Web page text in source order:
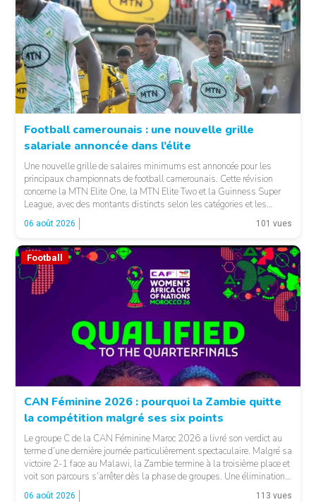
Football camerounais : une nouvelle grille
salariale annoncée dans l’élite
Une nouvelle grille de salaires minimums est annoncée pour les
principaux championnats de football camerounais. Cette révision
concerne la MTN Elite One, la MTN Elite Two et la Guinness Super
League, avec des montants distincts selon les catégories et les
fonctions. LA SUITE APRÈS LA PUBLICITÉ Selon les informations
relayées par Allez Les Lions, […]
06 août 2026 101 vues
Football
CAN Féminine 2026 : pourquoi la Zambie quitte
la compétition malgré ses six points
Le groupe C de la CAN Féminine Maroc 2026 a livré son verdict au
terme d’une dernière journée particulièrement spectaculaire. Malgré sa
victoire 2-1 face au Malawi, la Zambie termine à la troisième place et
voit son parcours s’arrêter dès la phase de groupes. Une élimination
qui peut surprendre au regard du classement général : […]
06 août 2026 113 vues